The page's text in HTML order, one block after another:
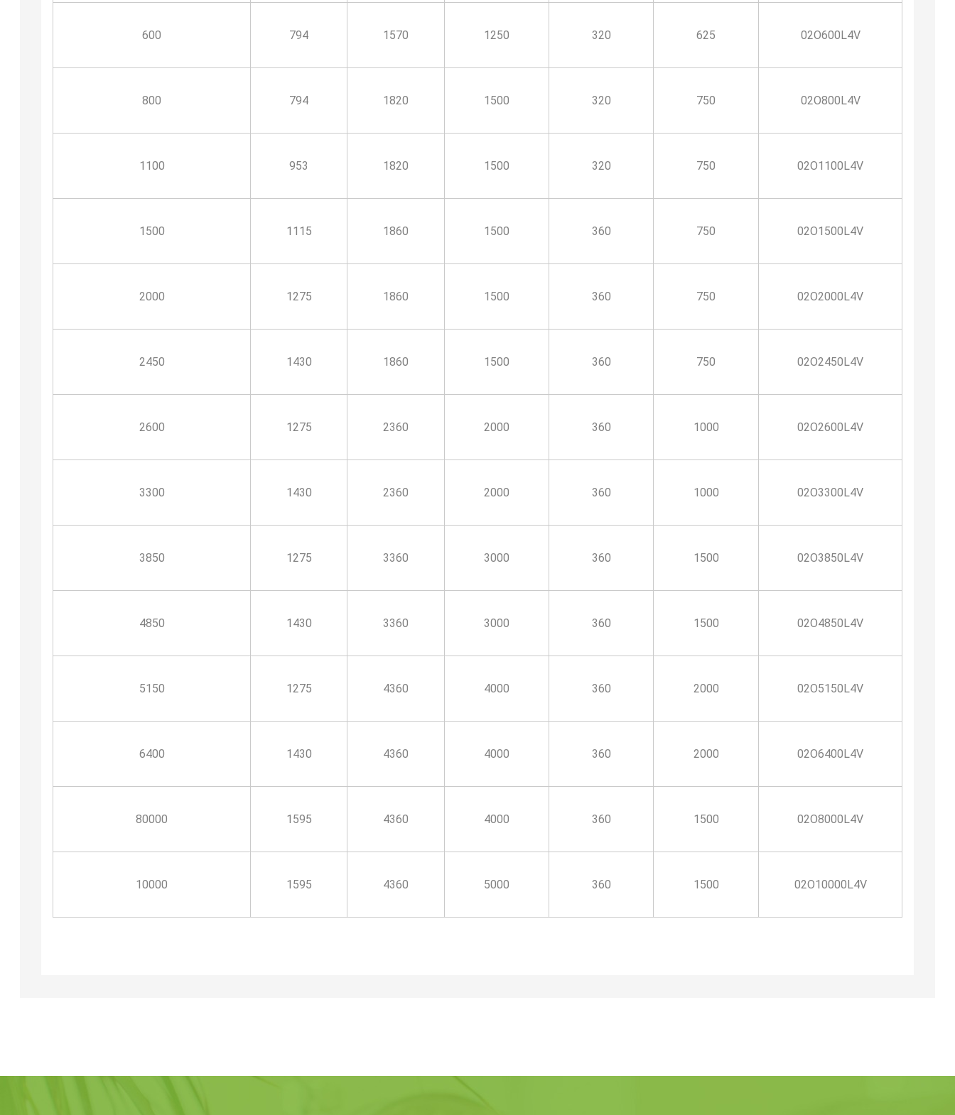
600 794 1570 1250 320 625 02O600L4V
800 794 1820 1500 320 750 02O800L4V
1100 953 1820 1500 320 750 02O1100L4V
1500 1115 1860 1500 360 750 02O1500L4V
2000 1275 1860 1500 360 750 02O2000L4V
2450 1430 1860 1500 360 750 02O2450L4V
2600 1275 2360 2000 360 1000 02O2600L4V
3300 1430 2360 2000 360 1000 02O3300L4V
3850 1275 3360 3000 360 1500 02O3850L4V
4850 1430 3360 3000 360 1500 02O4850L4V
5150 1275 4360 4000 360 2000 02O5150L4V
6400 1430 4360 4000 360 2000 02O6400L4V
80000 1595 4360 4000 360 1500 02O8000L4V
10000 1595 4360 5000 360 1500 02O10000L4V